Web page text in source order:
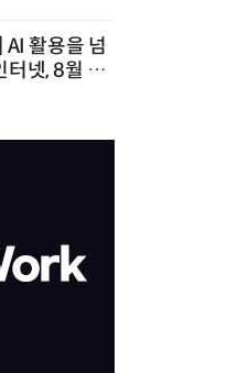
AI 활용을 넘
터넷, 8월 실